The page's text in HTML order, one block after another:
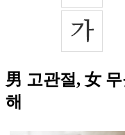
男 고관절, 女
해